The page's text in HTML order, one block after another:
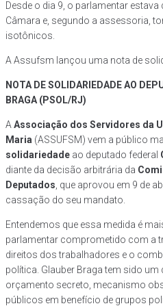
Desde o dia 9, o parlamentar
Câmara e, segundo a assessoria,
isotônicos.
A Assufsm lançou uma nota de
NOTA DE SOLIDARIEDADE AO
BRAGA (PSOL/RJ)
A Associação dos Servidores da
Maria (ASSUFSM) vem a público
solidariedade ao deputado federal
diante da decisão arbitrária da
Deputados , que aprovou em 9 de
cassação do seu mandato.
Entendemos que essa medida é
parlamentar comprometido com a
direitos dos trabalhadores e o
política. Glauber Braga tem sido
orçamento secreto, mecanismo
públicos em benefício de grupos